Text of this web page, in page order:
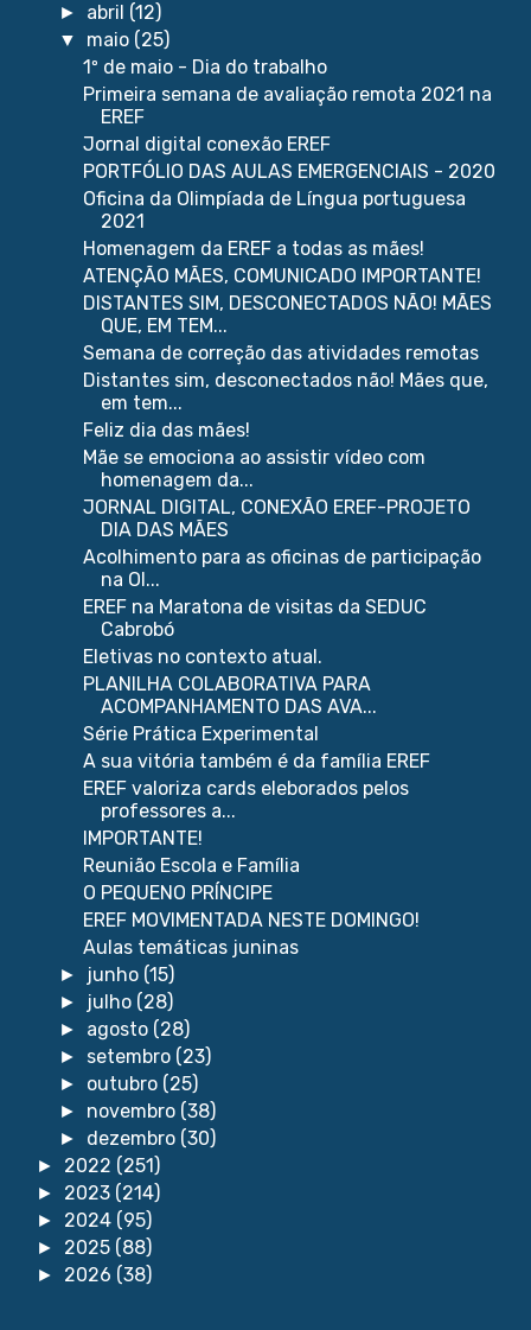
► abril (12)
▼ maio (25)
1º de maio - Dia do trabalho
Primeira semana de avaliação remota 2021 na
EREF
Jornal digital conexão EREF
PORTFÓLIO DAS AULAS EMERGENCIAIS - 2020
Oficina da Olimpíada de Língua portuguesa
2021
Homenagem da EREF a todas as mães!
ATENÇÃO MÃES, COMUNICADO IMPORTANTE!
DISTANTES SIM, DESCONECTADOS NÃO! MÃES
QUE, EM TEM...
Semana de correção das atividades remotas
Distantes sim, desconectados não! Mães que,
em tem...
Feliz dia das mães!
Mãe se emociona ao assistir vídeo com
homenagem da...
JORNAL DIGITAL, CONEXÃO EREF-PROJETO
DIA DAS MÃES
Acolhimento para as oficinas de participação
na Ol...
EREF na Maratona de visitas da SEDUC
Cabrobó
Eletivas no contexto atual.
PLANILHA COLABORATIVA PARA
ACOMPANHAMENTO DAS AVA...
Série Prática Experimental
A sua vitória também é da família EREF
EREF valoriza cards eleborados pelos
professores a...
IMPORTANTE!
Reunião Escola e Família
O PEQUENO PRÍNCIPE
EREF MOVIMENTADA NESTE DOMINGO!
Aulas temáticas juninas
► junho (15)
► julho (28)
► agosto (28)
► setembro (23)
► outubro (25)
► novembro (38)
► dezembro (30)
► 2022 (251)
► 2023 (214)
► 2024 (95)
► 2025 (88)
► 2026 (38)